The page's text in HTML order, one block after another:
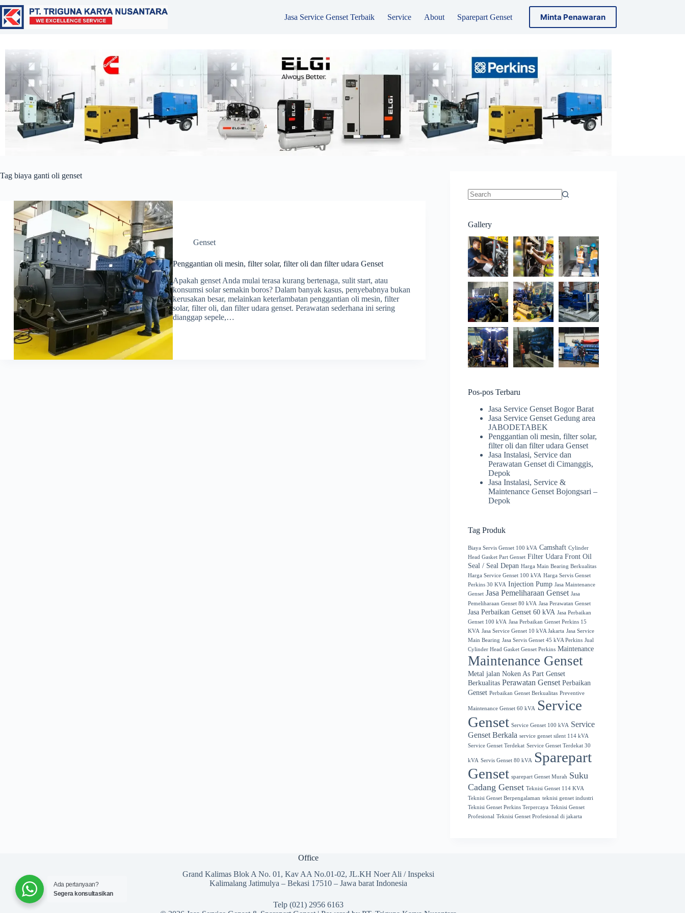
Jasa Service Genset Terbaik Service About Sparepart Genset Minta Penawaran
Tag biaya ganti oli genset
Genset
Penggantian oli mesin, filter solar, filter oli dan filter udara Genset
Apakah genset Anda mulai terasa kurang bertenaga, sulit start, atau
konsumsi solar semakin boros? Dalam banyak kasus, penyebabnya bukan
kerusakan besar, melainkan keterlambatan penggantian oli mesin, filter
solar, filter oli, dan filter udara genset. Perawatan sederhana ini sering
dianggap sepele,…
Gallery
Pos-pos Terbaru
Jasa Service Genset Bogor Barat
Jasa Service Genset Gedung area
JABODETABEK
Penggantian oli mesin, filter solar,
filter oli dan filter udara Genset
Jasa Instalasi, Service dan
Perawatan Genset di Cimanggis,
Depok
Jasa Instalasi, Service &
Maintenance Genset Bojongsari –
Depok
Tag Produk
Biaya Servis Genset 100 kVA Camshaft Cylinder
Head Gasket Part Genset Filter Udara Front Oil
Seal / Seal Depan Harga Main Bearing Berkualitas
Harga Service Genset 100 kVA Harga Servis Genset
Perkins 30 KVA Injection Pump Jasa Maintenance
Genset Jasa Pemeliharaan Genset Jasa
Pemeliharaan Genset 80 kVA Jasa Perawatan Genset
Jasa Perbaikan Genset 60 kVA Jasa Perbaikan
Genset 100 kVA Jasa Perbaikan Genset Perkins 15
KVA Jasa Service Genset 10 kVA Jakarta Jasa Service
Main Bearing Jasa Servis Genset 45 kVA Perkins Jual
Cylinder Head Gasket Genset Perkins Maintenance
Maintenance Genset
Metal jalan Noken As Part Genset
Berkualitas Perawatan Genset Perbaikan
Genset Perbaikan Genset Berkualitas Preventive
Maintenance Genset 60 kVA
Service
Genset Service Genset 100 kVA Service
Genset Berkala service genset silent 114 kVA
Service Genset Terdekat Service Genset Terdekat 30
kVA Servis Genset 80 kVA
Sparepart
Genset sparepart Genset Murah Suku
Cadang Genset Teknisi Genset 114 KVA
Teknisi Genset Berpengalaman teknisi genset industri
Teknisi Genset Perkins Terpercaya Teknisi Genset
Profesional Teknisi Genset Profesional di jakarta
Office
Grand Kalimas Blok A No. 01, Kav AA No.01-02, JL.KH Noer Ali / Inspeksi
Kalimalang Jatimulya – Bekasi 17510 – Jawa barat Indonesia
Telp (021) 2956 6163
Ada pertanyaan?
Segera konsultasikan